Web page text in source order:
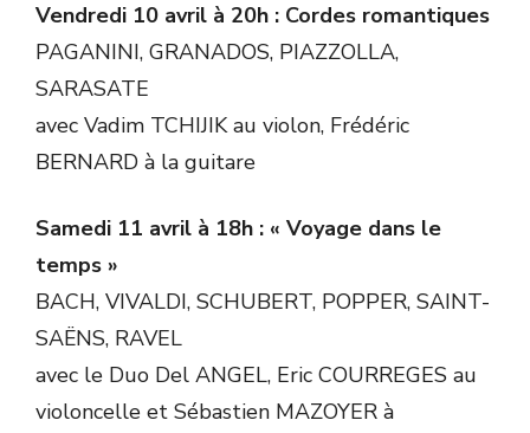
Vendredi 10 avril à 20h : Cordes romantiques
PAGANINI, GRANADOS, PIAZZOLLA,
SARASATE
avec Vadim TCHIJIK au violon, Frédéric
BERNARD à la guitare
Samedi 11 avril à 18h : « Voyage dans le
temps »
BACH, VIVALDI, SCHUBERT, POPPER, SAINT-
SAËNS, RAVEL
avec le Duo Del ANGEL, Eric COURREGES au
violoncelle et Sébastien MAZOYER à